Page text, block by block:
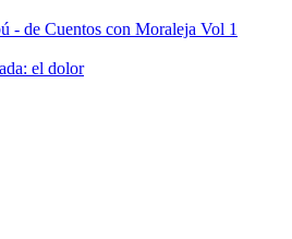
- de Cuentos con Moraleja Vol 1
el dolor